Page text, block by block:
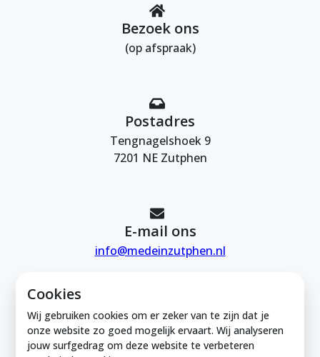
Cookies
Wij gebruiken cookies om er zeker van te zijn dat je
onze website zo goed mogelijk ervaart. Wij analyseren
jouw surfgedrag om deze website te verbeteren
Bezoek ons
(op afspraak)
Postadres
Tengnagelshoek 9
7201 NE Zutphen
E-mail ons
info@medeinzutphen.nl
Mede in Zutphen is onderdeel van de